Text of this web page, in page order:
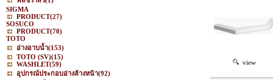
SIGMA
PRODUCT(27)
SOSUCO
PRODUCT(70)
TOTO
อ่างอาบน้ำ(153)
TOTO (SV)(15)
WASHLET(59)
อุปกรณ์ประกอบอ่างล้างหน้า(92)
view